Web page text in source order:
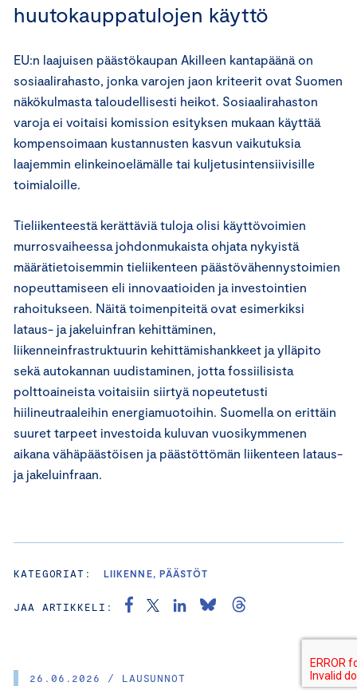
26.06.2026 / LAUSUNNOT
huutokauppatulojen käyttö
EU:n laajuisen päästökaupan Akilleen kantapäänä on
sosiaalirahasto, jonka varojen jaon kriteerit ovat Suomen
näkökulmasta taloudellisesti heikot. Sosiaalirahaston
varoja ei voitaisi komission esityksen mukaan käyttää
kompensoimaan kustannusten kasvun vaikutuksia
laajemmin elinkeinoelämälle tai kuljetusintensiivisille
toimialoille.
Tieliikenteestä kerättäviä tuloja olisi käyttövoimien
murrosvaiheessa johdonmukaista ohjata nykyistä
määrätietoisemmin tieliikenteen päästövähennystoimien
nopeuttamiseen eli innovaatioiden ja investointien
rahoitukseen. Näitä toimenpiteitä ovat esimerkiksi
lataus- ja jakeluinfran kehittäminen,
liikenneinfrastruktuurin kehittämishankkeet ja ylläpito
sekä autokannan uudistaminen, jotta fossiilisista
polttoaineista voitaisiin siirtyä nopeutetusti
hiilineutraaleihin energiamuotoihin. Suomella on erittäin
suuret tarpeet investoida kuluvan vuosikymmenen
aikana vähäpäästöisen ja päästöttömän liikenteen lataus-
ja jakeluinfraan.
KATEGORIAT: LIIKENNE, PÄÄSTÖT
JAA ARTIKKELI: